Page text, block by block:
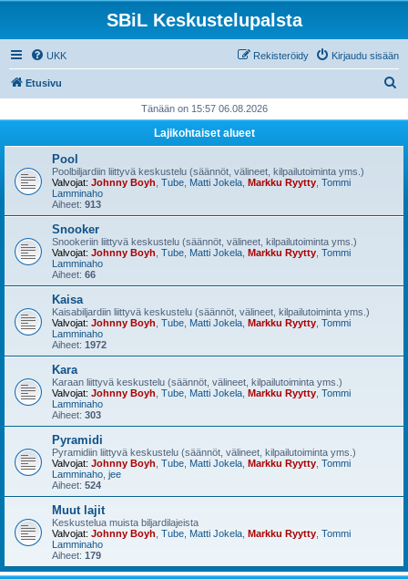
SBiL Keskustelupalsta
UKK Kirjaudu sisään
Rekisteröidy
Etusivu
i
Tänään on 15:57 06.08.2026
Lajikohtaiset alueet
Pool
Poolbiljardiin liittyvä keskustelu (säännöt, välineet, kilpailutoiminta yms.)
Valvojat: Johnny Boyh Tube Matti Jokela Markku Ryytty Tommi
Lamminaho
Aiheet: 913
Snooker
Snookeriin liittyvä keskustelu (säännöt, välineet, kilpailutoiminta yms.)
Valvojat: Johnny Boyh Tube Matti Jokela Markku Ryytty Tommi
Lamminaho
Aiheet: 66
Kaisa
Kaisabiljardiin liittyvä keskustelu (säännöt, välineet, kilpailutoiminta yms.)
Valvojat: Johnny Boyh Tube Matti Jokela Markku Ryytty Tommi
Lamminaho
Aiheet: 1972
Kara
Karaan liittyvä keskustelu (säännöt, välineet, kilpailutoiminta yms.)
Valvojat: Johnny Boyh Tube Matti Jokela Markku Ryytty Tommi
Lamminaho
Aiheet: 303
Pyramidi
Pyramidiin liittyvä keskustelu (säännöt, välineet, kilpailutoiminta yms.)
Valvojat: Johnny Boyh Tube Matti Jokela Markku Ryytty Tommi
Lamminaho jee
Aiheet: 524
Muut lajit
Keskustelua muista biljardilajeista
Valvojat: Johnny Boyh Tube Matti Jokela Markku Ryytty Tommi
Lamminaho
Aiheet: 179